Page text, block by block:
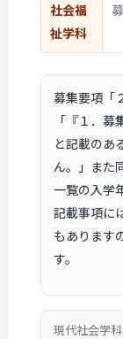
社会福
祉学科
募集要項「
「『１．募
と記載のあ
ん。」また
一覧の入学
記載事項に
もあります
す。
現代社会学